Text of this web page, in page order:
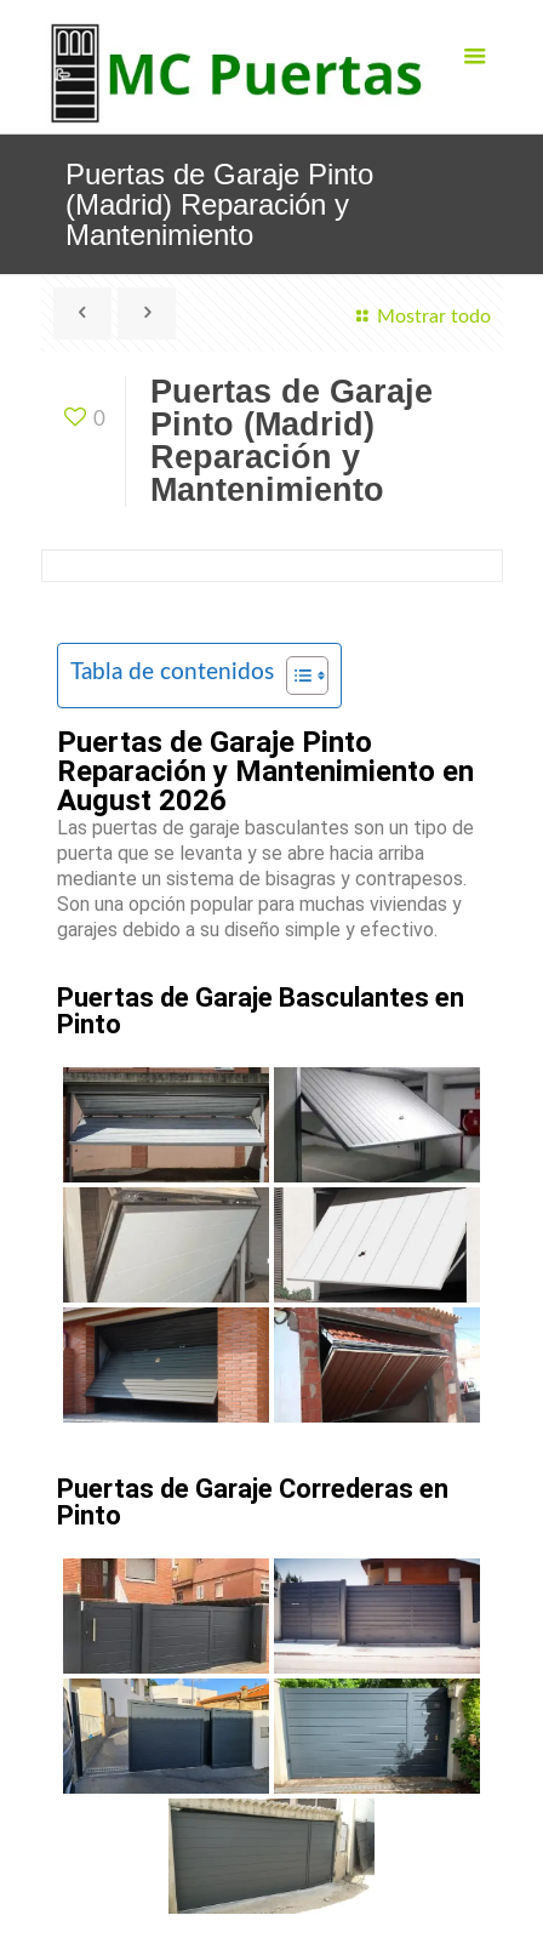
Puertas de Garaje Pinto
(Madrid) Reparación y
Mantenimiento
Mostrar todo
0
Puertas de Garaje
Pinto (Madrid)
Reparación y
Mantenimiento
Tabla de contenidos
Puertas de Garaje Pinto
Reparación y Mantenimiento en
August 2026
Las puertas de garaje basculantes son un tipo de
puerta que se levanta y se abre hacia arriba
mediante un sistema de bisagras y contrapesos.
Son una opción popular para muchas viviendas y
garajes debido a su diseño simple y efectivo.
Puertas de Garaje Basculantes en
Pinto
Puertas de Garaje Correderas en
Pinto